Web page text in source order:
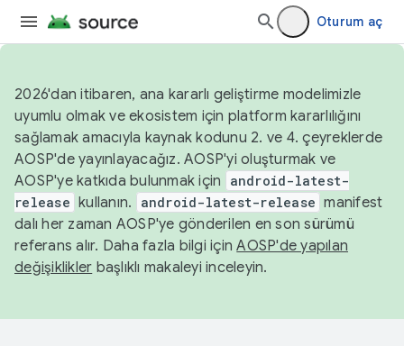
Oturum aç
2026'dan itibaren, ana kararlı geliştirme modelimizle
uyumlu olmak ve ekosistem için platform kararlılığını
sağlamak amacıyla kaynak kodunu 2. ve 4. çeyreklerde
AOSP'de yayınlayacağız. AOSP'yi oluşturmak ve
AOSP'ye katkıda bulunmak için
android-latest-
release kullanın. android-latest-release manifest
dalı her zaman AOSP'ye gönderilen en son sürümü
referans alır. Daha fazla bilgi içinAOSP'de yapılan
değişiklikler başlıklı makaleyi inceleyin.